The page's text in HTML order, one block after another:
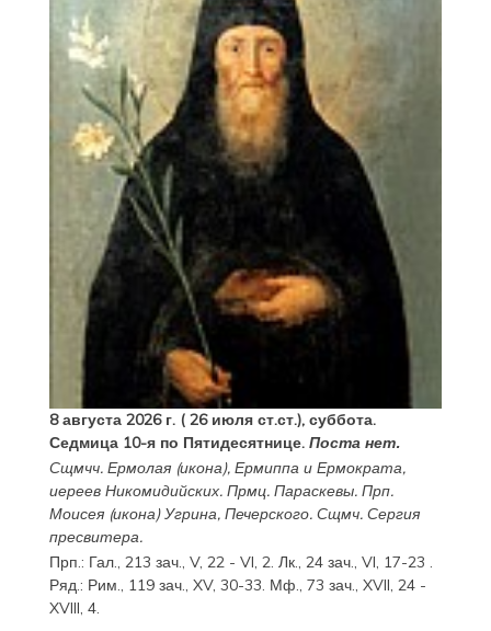
8 августа 2026 г. ( 26 июля ст.ст.), суббота.
Седмица 10-я по Пятидесятнице. Поста нет.
Сщмчч. Ермолая(икона), Ермиппа и Ермократа,
иереев Никомидийских. Прмц. Параскевы. Прп.
Моисея(икона) Угрина, Печерского. Сщмч. Сергия
пресвитера.
Прп.: Гал., 213 зач., V, 22 - VI, 2. Лк., 24 зач., VI, 17-23
Ряд.: Рим., 119 зач., XV, 30-33. Мф., 73 зач., XVII, 24 -
XVIII, 4.